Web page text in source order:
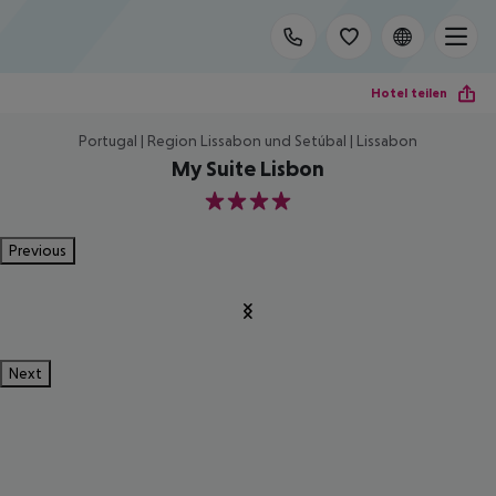
Hotel teilen
Portugal | Region Lissabon und Setúbal | Lissabon
My Suite Lisbon
4
Previous
Next